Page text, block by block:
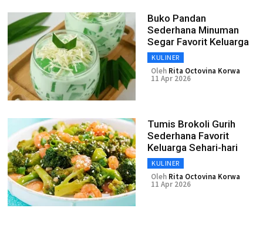
Buko Pandan
Sederhana Minuman
Segar Favorit Keluarga
KULINER
Oleh Rita Octovina Korwa
11 Apr 2026
Tumis Brokoli Gurih
Sederhana Favorit
Keluarga Sehari-hari
KULINER
Oleh Rita Octovina Korwa
11 Apr 2026